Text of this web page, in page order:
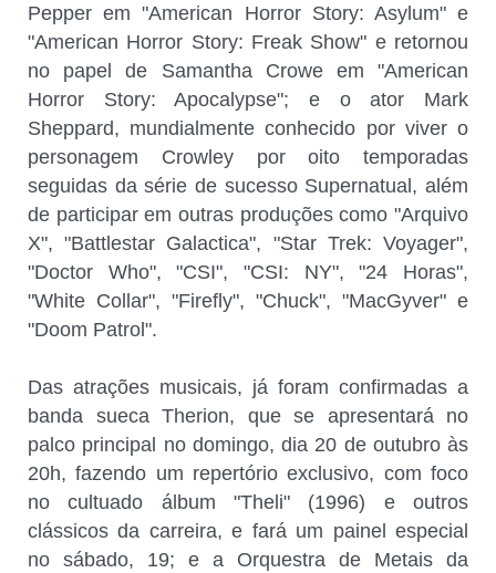
Pepper em "American Horror Story: Asylum" e
"American Horror Story: Freak Show" e retornou
no papel de Samantha Crowe em "American
Horror Story: Apocalypse"; e o ator Mark
Sheppard, mundialmente conhecido por viver o
personagem Crowley por oito temporadas
seguidas da série de sucesso Supernatual, além
de participar em outras produções como "Arquivo
X", "Battlestar Galactica", "Star Trek: Voyager",
"Doctor Who", "CSI", "CSI: NY", "24 Horas",
"White Collar", "Firefly", "Chuck", "MacGyver" e
"Doom Patrol".
Das atrações musicais, já foram confirmadas a
banda sueca Therion, que se apresentará no
palco principal no domingo, dia 20 de outubro às
20h, fazendo um repertório exclusivo, com foco
no cultuado álbum "Theli" (1996) e outros
clássicos da carreira, e fará um painel especial
no sábado, 19; e a Orquestra de Metais da